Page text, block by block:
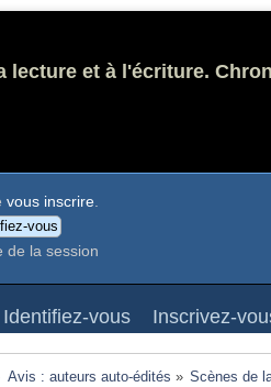
lecture et à l'écriture.
vous inscrire.
de la session
Identifiez-vous Inscrivez-
Avis : auteurs auto-édités » Scènes de